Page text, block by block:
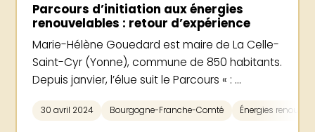
Parcours d’initiation aux énergies
renouvelables : retour d’expérience
Marie-Hélène Gouedard est maire de La Celle-
Saint-Cyr (Yonne), commune de 850 habitants.
Depuis janvier, l’élue suit le Parcours « : ...
30 avril 2024 Bourgogne-Franche-Comté Énergies